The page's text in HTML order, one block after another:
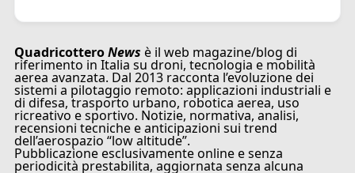
QuadricotteroNews è il web magazine/blog di
riferimento in Italia su droni, tecnologia e mobilità
aerea avanzata. Dal 2013 racconta l’evoluzione dei
sistemi a pilotaggio remoto: applicazioni industriali e
di difesa, trasporto urbano, robotica aerea, uso
ricreativo e sportivo. Notizie, normativa, analisi,
recensioni tecniche e anticipazioni sui trend
dell’aerospazio “low altitude”.
Pubblicazione esclusivamente online e senza
periodicità prestabilita, aggiornata senza alcuna